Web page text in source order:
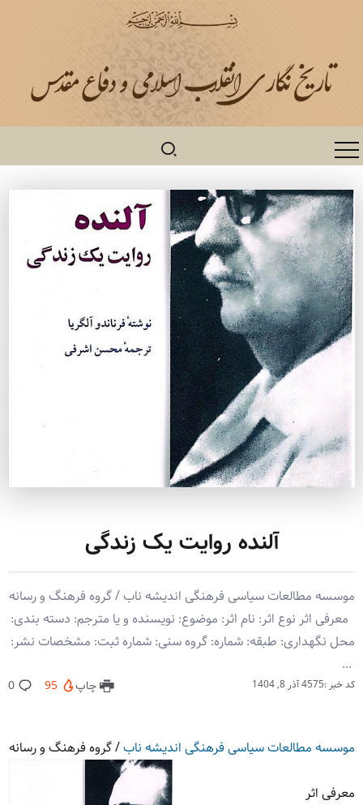
آلنده روایت یک زندگی
موسسه مطالعات سیاسی فرهنگی اندیشه ناب / گروه فرهنگ و رسانه
معرفی اثر نوع اثر: نام اثر: موضوع: نویسنده و یا مترجم: دسته بندی:
محل نگهداری: طبقه: شماره: گروه سنی: شماره ثبت: مشخصات نشر:
‏‫ ‏‬...
کد خبر :4575 آذر 8, 1404 چاپ 95
0
موسسه مطالعات سیاسی فرهنگی اندیشه ناب/گروه فرهنگ و رسانه
معرفی اثر